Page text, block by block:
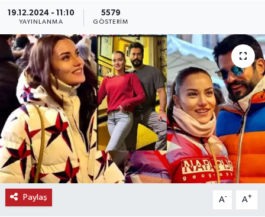
19.12.2024 - 11:10
YAYINLANMA
5579
GÖSTERIM
Paylaş A- A+
MAGAZİN
ÖZEL HABER
SAĞLIK
SPOR
TEKNOLOJİ
TİCARET
YAŞAM